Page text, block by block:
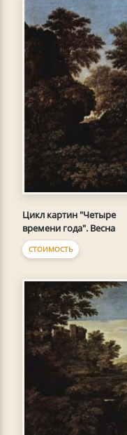
Цикл картин "Четыре
времени года". Весна
СТОИМОСТЬ